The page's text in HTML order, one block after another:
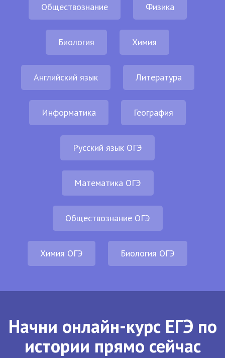
Обществознание Физика
Биология Химия
Английский язык Литература
Информатика География
Русский язык ОГЭ
Математика ОГЭ
Обществознание ОГЭ
Химия ОГЭ Биология ОГЭ
Начни онлайн-курс ЕГЭ по
истории прямо сейчас